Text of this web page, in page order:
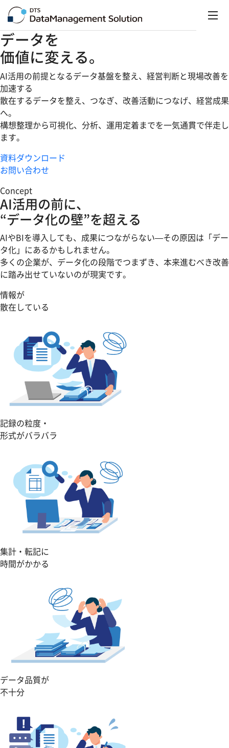
データを
価値に変える。
AI活用の前提となるデータ基盤を整え、経営判断と現場改善を
加速する
散在するデータを整え、つなぎ、改善活動につなげ、経営成果
へ。
構想整理から可視化、分析、運用定着までを一気通貫で伴走し
ます。
資料ダウンロード
お問い合わせ
Concept
AI活用の前に、
“データ化の壁”を超える
AIやBIを導入しても、成果につながらない—その原因は「デー
タ化」にあるかもしれません。
多くの企業が、データ化の段階でつまずき、本来進むべき改善
に踏み出せていないのが現実です。
情報が
散在している
記録の粒度・
形式がバラバラ
集計・転記に
時間がかかる
データ品質が
不十分